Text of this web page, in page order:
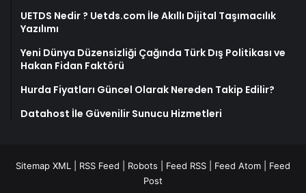
UETDS Nedir ? Uetds.com İle Akıllı Dijital Taşımacılık
Yazılımı
Yeni Dünya Düzensizliği Çağında Türk Dış Politikası ve
Hakan Fidan Faktörü
Hurda Fiyatları Güncel Olarak Nereden Takip Edilir?
Datahost İle Güvenilir Sunucu Hizmetleri
Sitemap XML RSS Feed Robots Feed RSS Feed Atom
Feed
Post